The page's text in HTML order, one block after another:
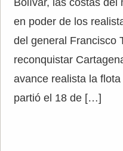
Bolívar, las costas del
en poder de los
del general Francisco
reconquistar
avance realista la
partió el 18 de […]